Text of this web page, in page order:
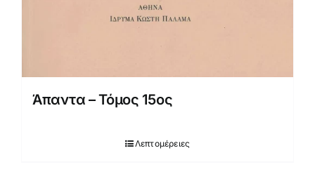
Άπαντα – Τόμος 15ος
Λεπτομέρειες